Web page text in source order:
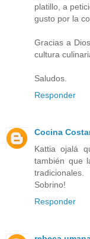
platillo, a
gusto por la
Gracias a
cultura
Saludos.
Responder
Cocina
Kattia ojalá
también que
Sobrino!
Responder